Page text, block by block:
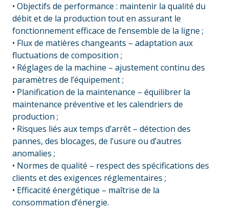
• Objectifs de performance : maintenir la qualité du
débit et de la production tout en assurant le
fonctionnement efficace de l’ensemble de la ligne ;
• Flux de matières changeants – adaptation aux
fluctuations de composition ;
• Réglages de la machine – ajustement continu des
paramètres de l’équipement ;
• Planification de la maintenance – équilibrer la
maintenance préventive et les calendriers de
production ;
• Risques liés aux temps d’arrêt – détection des
pannes, des blocages, de l’usure ou d’autres
anomalies ;
• Normes de qualité – respect des spécifications des
clients et des exigences réglementaires ;
• Efficacité énergétique – maîtrise de la
consommation d’énergie.